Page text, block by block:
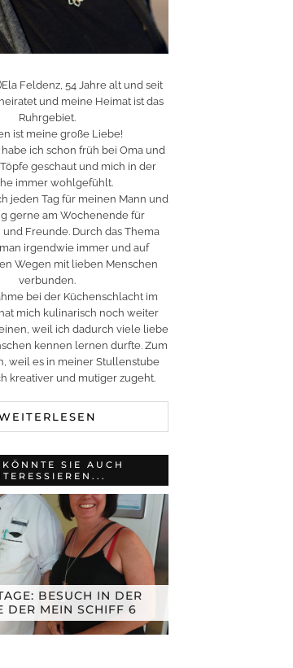
Feldenz, 54 Jahre alt und seit
und meine Heimat ist das
Ruhrgebiet.
ist meine große Liebe!
habe ich schon früh bei Oma und
geschaut und mich in der
immer wohlgefühlt.
jeden Tag für meinen Mann und
gerne am Wochenende für
Freunde. Durch das Thema
irgendwie immer und auf
Wegen mit lieben Menschen
verbunden.
bei der Küchenschlacht im
mich kulinarisch noch weiter
weil ich dadurch viele liebe
kennen lernen durfte. Zum
weil es in meiner Stullenstube
kreativer und mutiger zugeht.
SIE AUCH
BESUCH IN DER
DER MEIN SCHIFF 6